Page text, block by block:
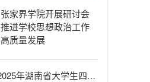
张家界学院开展研讨会
推进学校思想政治工作
高质量发展
喜报！我校在2025年湖南省大学生四流融合数智应用竞赛中斩获佳绩